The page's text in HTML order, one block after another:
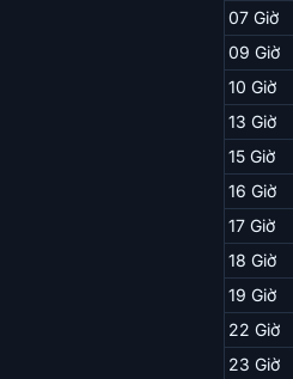
07 Giờ
09 Giờ
10 Giờ
13 Giờ
15 Giờ
16 Giờ
17 Giờ
18 Giờ
19 Giờ
22 Giờ
23 Giờ